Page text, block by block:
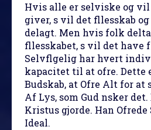
Hvis alle er selviske og vil
giver, s vil det fllesskab
delagt. Men hvis folk
fllesskabet, s vil det have
Selvflgelig har hvert
kapacitet til at ofre. Dette
Budskab, at Ofre Alt for at
Af Lys, som Gud nsker det.
Kristus gjorde. Han Ofrede
Ideal.